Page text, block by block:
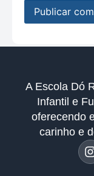
A Escola Dó
Infantil e
oferecendo
carinho e